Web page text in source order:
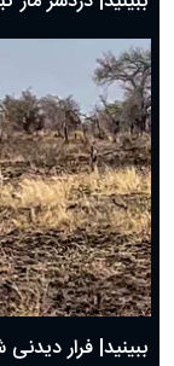
ببینید| فرار